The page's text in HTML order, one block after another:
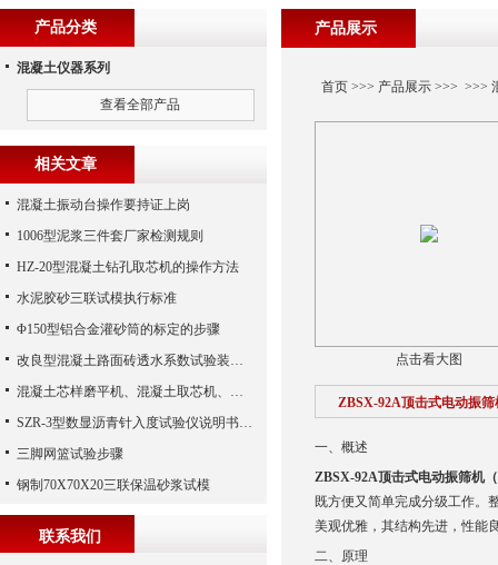
产品展示
首页>>> 产品展示>>> >>>
点击看大图
ZBSX-92A顶击式电动振
一、概述
ZBSX-92A顶击式电动振筛机
既方便又简单完成分级工作。
美观优雅，其结构先进，性能
二、原理
产品分类
混凝土仪器系列
查看全部产品
相关文章
混凝土振动台操作要持证上岗
1006型泥浆三件套厂家检测规则
HZ-20型混凝土钻孔取芯机的操作方法
水泥胶砂三联试模执行标准
Φ150型铝合金灌砂筒的标定的步骤
改良型混凝土路面砖透水系数试验装置势
混凝土芯样磨平机、混凝土取芯机、混凝土钻芯机、混凝土磨平机
SZR-3型数显沥青针入度试验仪说明书、沥青针入度仪、数显沥青针入度测定仪（沧州路仪）
三脚网篮试验步骤
钢制70X70X20三联保温砂浆试模
联系我们